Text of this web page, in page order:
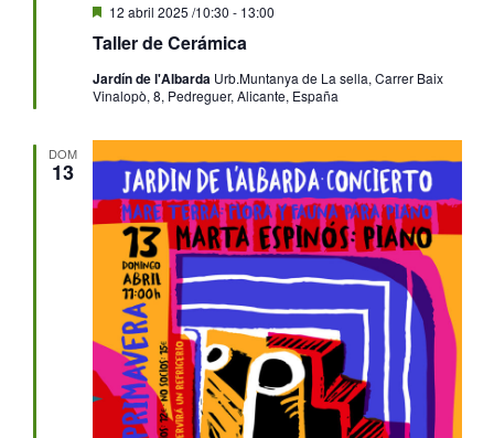
Taller de Cerámica
Destacado
12 abril 2025 /10:30 - 13:00
Jardín de l'Albarda Urb.Muntanya de La sella, Carrer Baix
Vinalopò, 8, Pedreguer, Alicante, España
DOM
13